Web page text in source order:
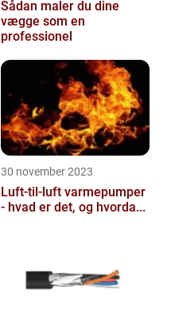
Sådan maler du dine
vægge som en
professionel
30 november 2023
Luft-til-luft varmepumper
- hvad er det, og hvorda...